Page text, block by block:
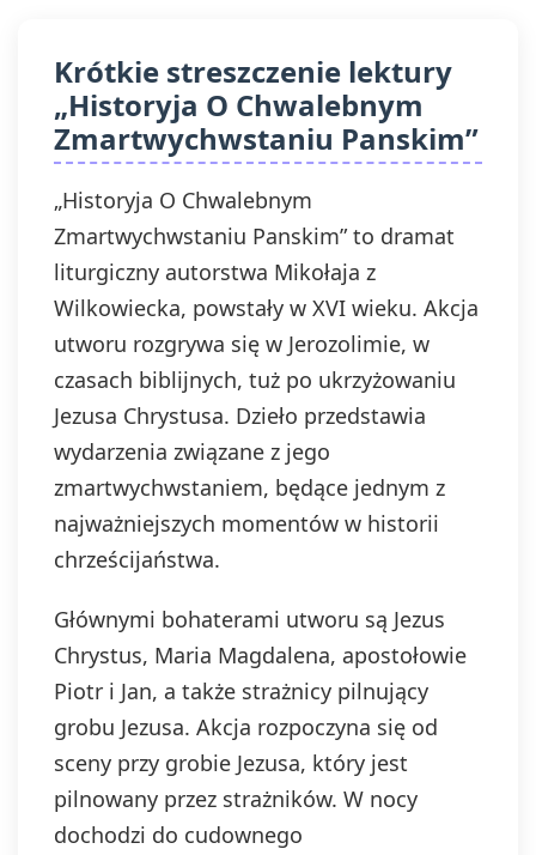
Krótkie streszczenie lektury
„Historyja O Chwalebnym
Zmartwychwstaniu Panskim”
„Historyja O Chwalebnym
Zmartwychwstaniu Panskim” to dramat
liturgiczny autorstwa Mikołaja z
Wilkowiecka, powstały w XVI wieku. Akcja
utworu rozgrywa się w Jerozolimie, w
czasach biblijnych, tuż po ukrzyżowaniu
Jezusa Chrystusa. Dzieło przedstawia
wydarzenia związane z jego
zmartwychwstaniem, będące jednym z
najważniejszych momentów w historii
chrześcijaństwa.
Głównymi bohaterami utworu są Jezus
Chrystus, Maria Magdalena, apostołowie
Piotr i Jan, a także strażnicy pilnujący
grobu Jezusa. Akcja rozpoczyna się od
sceny przy grobie Jezusa, który jest
pilnowany przez strażników. W nocy
dochodzi do cudownego